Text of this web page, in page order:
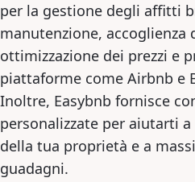
per la gestione degli affitti
manutenzione, accoglienza
ottimizzazione dei prezzi e
piattaforme come Airbnb e
Inoltre, Easybnb fornisce
personalizzate per aiutarti
della tua proprietà e a
guadagni.